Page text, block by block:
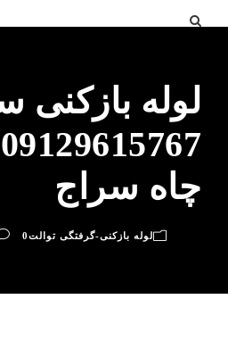
لوله بازکنی
چاه سراج
لوله بازکنی-گرفتگی توالت0